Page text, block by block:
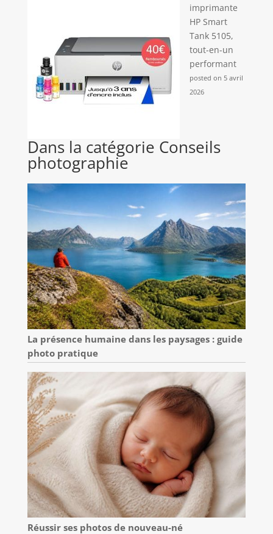
imprimante
HP Smart
Tank 5105,
tout-en-un
performant
posted on 5 avril
2026
Dans la catégorie Conseils
photographie
La présence humaine dans les paysages : guide
photo pratique
Réussir ses photos de nouveau-né